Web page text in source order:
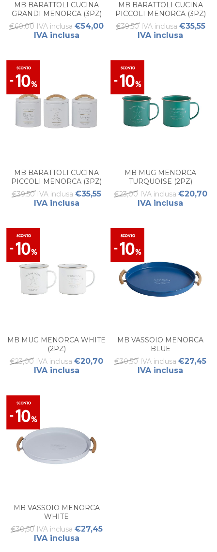
MB BARATTOLI CUCINA
GRANDI MENORCA (3PZ)
WHITE
€60,00 IVA inclusa €54,00
IVA inclusa
MB BARATTOLI CUCINA
PICCOLI MENORCA (3PZ)
TURQUOISE
€39,50 IVA inclusa €35,55
IVA inclusa
MB BARATTOLI CUCINA
PICCOLI MENORCA (3PZ)
WHITE
€39,50 IVA inclusa €35,55
IVA inclusa
MB MUG MENORCA
TURQUOISE (2PZ)
€23,00 IVA inclusa €20,70
IVA inclusa
MB MUG MENORCA WHITE
(2PZ)
€23,00 IVA inclusa €20,70
IVA inclusa
MB VASSOIO MENORCA
BLUE
€30,50 IVA inclusa €27,45
IVA inclusa
MB VASSOIO MENORCA
WHITE
€30,50 IVA inclusa €27,45
IVA inclusa